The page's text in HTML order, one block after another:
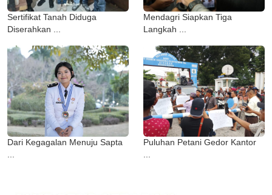
Sertifikat Tanah Diduga
Diserahkan ...
Mendagri Siapkan Tiga
Langkah ...
Dari Kegagalan Menuju Sapta
...
Puluhan Petani Gedor Kantor
...